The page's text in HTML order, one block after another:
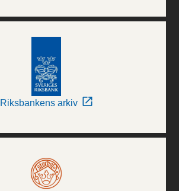
Riksbankens arkiv